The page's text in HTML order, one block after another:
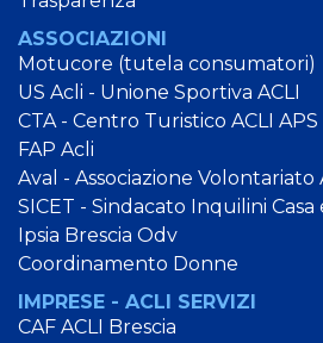
ASSOCIAZIONI
Motucore (tutela consumatori)
US Acli - Unione Sportiva ACLI
CTA - Centro Turistico ACLI APS
FAP Acli
Aval - Associazione Volontariato
SICET - Sindacato Inquilini
Ipsia Brescia Odv
Coordinamento Donne
IMPRESE - ACLI SERVIZI
CAF ACLI Brescia